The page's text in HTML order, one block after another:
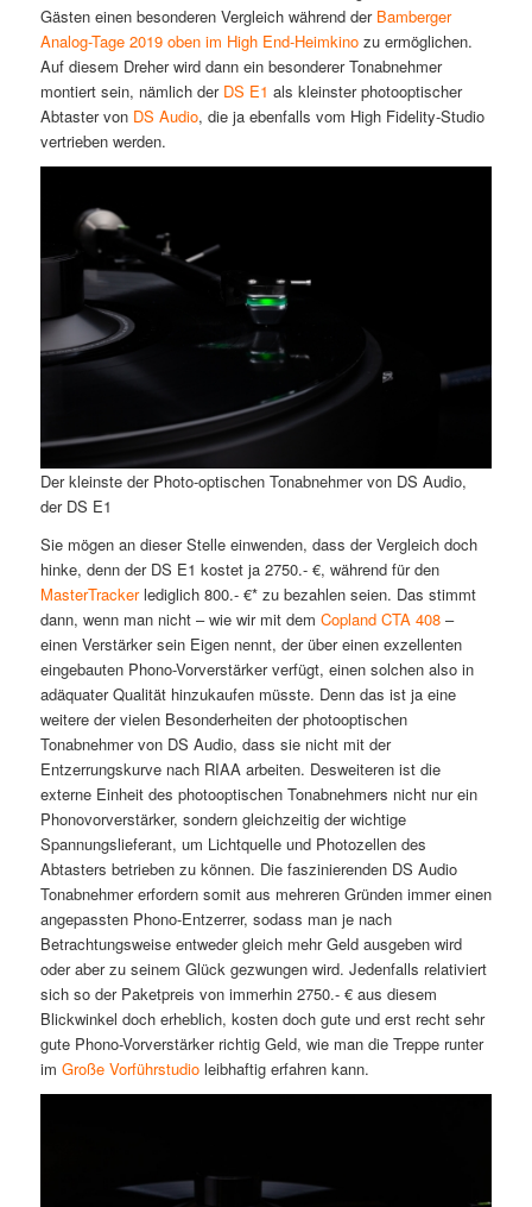
Gästen einen besonderen Vergleich während der Bamberger
Analog-Tage 2019 oben im High End-Heimkinozu ermöglichen.
Auf diesem Dreher wird dann ein besonderer Tonabnehmer
montiert sein, nämlich der DS E1 als kleinster photooptischer
Abtaster von DS Audio, die ja ebenfalls vom High Fidelity-Studio
vertrieben werden.
Der kleinste der Photo-optischen Tonabnehmer von DS Audio,
der DS E1
Sie mögen an dieser Stelle einwenden, dass der Vergleich doch
hinke, denn der DS E1 kostet ja 2750.- €, während für den
MasterTrackerlediglich 800.- €* zu bezahlen seien. Das stimmt
dann, wenn man nicht – wie wir mit dem Copland CTA 408–
einen Verstärker sein Eigen nennt, der über einen exzellenten
eingebauten Phono-Vorverstärker verfügt, einen solchen also in
adäquater Qualität hinzukaufen müsste. Denn das ist ja eine
weitere der vielen Besonderheiten der photooptischen
Tonabnehmer von DS Audio, dass sie nicht mit der
Entzerrungskurve nach RIAA arbeiten. Desweiteren ist die
externe Einheit des photooptischen Tonabnehmers nicht nur ein
Phonovorverstärker, sondern gleichzeitig der wichtige
Spannungslieferant, um Lichtquelle und Photozellen des
Abtasters betrieben zu können. Die faszinierenden DS Audio
Tonabnehmer erfordern somit aus mehreren Gründen immer einen
angepassten Phono-Entzerrer, sodass man je nach
Betrachtungsweise entweder gleich mehr Geld ausgeben wird
oder aber zu seinem Glück gezwungen wird. Jedenfalls relativiert
sich so der Paketpreis von immerhin 2750.- € aus diesem
Blickwinkel doch erheblich, kosten doch gute und erst recht sehr
gute Phono-Vorverstärker richtig Geld, wie man die Treppe runter
im Große Vorführstudioleibhaftig erfahren kann.